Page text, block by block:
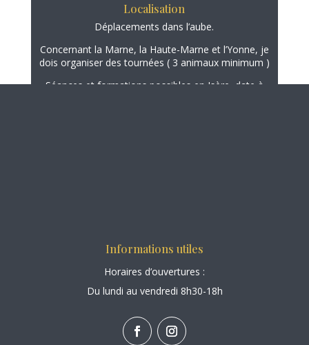
Localisation
Déplacements dans l’aube.
Concernant la Marne, la Haute-Marne et l’Yonne, je
dois organiser des tournées ( 3 animaux minimum )
Séances et formations possibles en Isère, date à
Informations utiles
Horaires d’ouvertures :
Du lundi au vendredi 8h30-18h